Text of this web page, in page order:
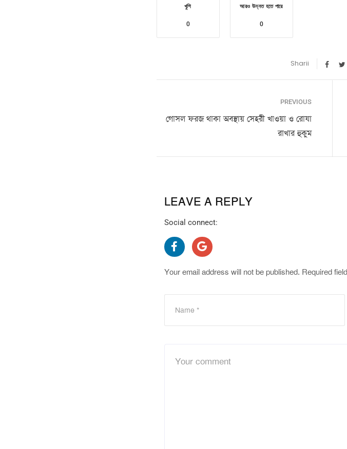
খুশি
0
আরও উন্নত হতে পারে
0
Sharii
PREVIOUS
গোসল ফরজ থাকা অবস্থায় সেহরী খাওয়া ও রোযা
রাখার হুকুম
LEAVE A REPLY
Social connect:
Your email address will not be published. Required